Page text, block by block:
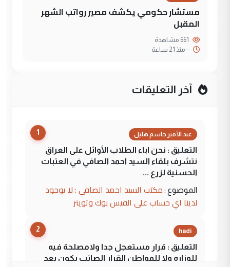
مستشار حكومي يكشف مصير رواتب الشهر
المقبل
--منذ 21 ساعة
آخر التعليقات
1 عبد الأمير جاسم هليل
التعليق : نحن اباء الطلاب الأوائل على العراق
نتشرف بلقاء السيد احمد الصافي في العتبات
الحسنية لزرع ...
الموضوع : مكتب السيد احمد الصافي : لا يوجود
لدينا اي حساب على الفيس بوك وتويتر
2 hadi
التعليق : قرار مستعجل جدا ولامصلحة فيه
للوزاره ولا للمواطن القرار الصائب يكون بعد